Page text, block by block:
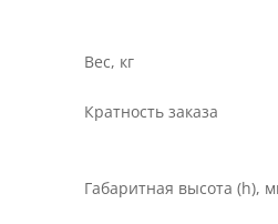
Вес, кг
Кратность заказа
Габаритная высота (h),